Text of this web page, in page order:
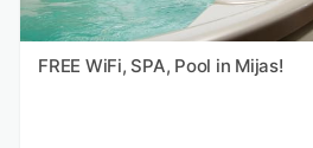
FREE WiFi, SPA, Pool in Mijas!